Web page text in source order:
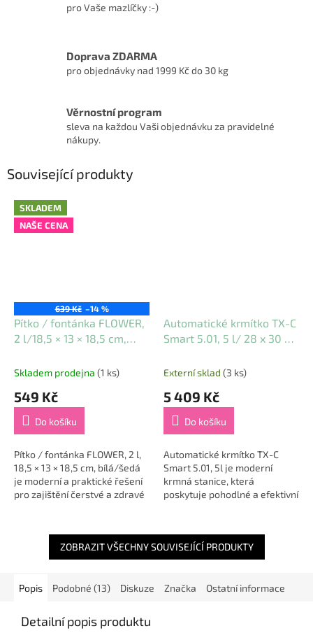
pro Vaše mazlíčky :-)
Doprava ZDARMA
pro objednávky nad 1999 Kč do 30 kg
Věrnostní program
sleva na každou Vaši objednávku za pravidelné
nákupy.
Související produkty
SKLADEM
NAŠE CENA
639 Kč –14 %
Pítko / fontánka FLOWER,
2 l/18,5 × 13 × 18,5 cm,
Skladem prodejna (1 ks)
549 Kč
Do košíku
Pítko / fontánka FLOWER, 2 l,
18,5 × 13 × 18,5 cm, bílá/šedá
je moderní a praktické řešení
pro zajištění čerstvé a zdravé
Automatické krmítko TX-C
Smart 5.01, 5 l/ 28 x 30 x
Externí sklad (3 ks)
5 409 Kč
Do košíku
Automatické krmítko TX-C
Smart 5.01, 5l je moderní
krmná stanice, která
poskytuje pohodlné a efektivní
kapacitou 5 litrů je toto...
ZOBRAZIT VŠECHNY SOUVISEJÍCÍ PRODUKTY
Popis Podobné (13) Diskuze Značka Ostatní informace
Detailní popis produktu